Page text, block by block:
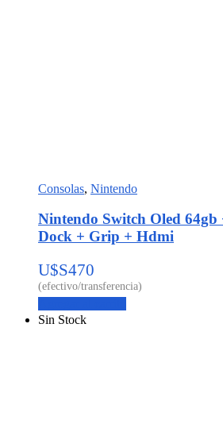
Consolas, Nintendo
Nintendo Switch Oled 64gb
Dock + Grip + Hdmi
U$S470
Sin Stock